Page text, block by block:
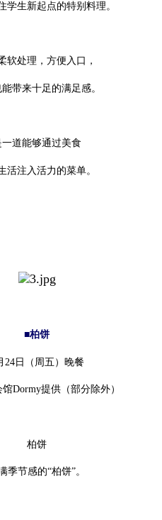
学生新起点的特别料理。
软处理，方便入口，
能带来十足的满足感。
一道能够通过美食
活注入活力的菜单。
■柏饼
24日（周五）晚餐
Dormy提供（部分除外）
柏饼
季节感的“柏饼”。